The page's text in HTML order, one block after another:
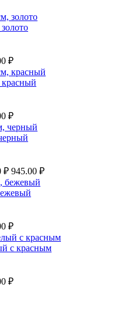
₽
красный
₽
₽ 945.00 ₽
₽
с красным
₽